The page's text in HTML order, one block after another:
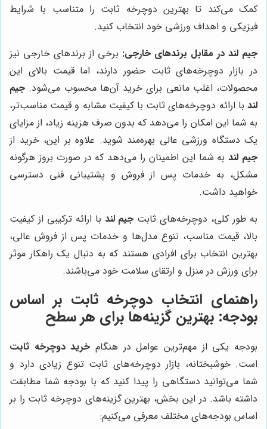
کمک می‌کند تا بهترین دوچرخه ثابت را متناسب با شرایط
فیزیکی و اهداف ورزشی خود انتخاب کنید.
جیم لند در مقابل برندهای خارجی: برخی از برندهای خارجی نیز
در بازار دوچرخه‌های ثابت حضور دارند، اما قیمت بالای این
محصولات، اغلب مانعی برای خرید آن‌ها محسوب می‌شود. جیم
لند با ارائه دوچرخه‌های ثابت با کیفیت مشابه و قیمت مناسب‌تر،
به شما این امکان را می‌دهد که بدون صرف هزینه زیاد، از مزایای
یک دستگاه ورزشی عالی بهره‌مند شوید. علاوه بر این، خرید از
جیم لندبه شما این اطمینان را می‌دهد که در صورت بروز هرگونه
مشکل، به خدمات پس از فروش و پشتیبانی فنی دسترسی
خواهید داشت.
به طور کلی، دوچرخه‌های ثابت جیم لند با ارائه ترکیبی از کیفیت
بالا، قیمت مناسب، تنوع مدل‌ها و خدمات پس از فروش عالی،
بهترین انتخاب برای افرادی هستند که به دنبال یک راهکار موثر
برای ورزش در منزل و ارتقای سلامت خود می‌باشند.
راهنمای انتخاب دوچرخه ثابت بر اساس
بودجه: بهترین گزینه‌ها برای هر سطح
بودجه یکی از مهم‌ترین عوامل در هنگام خرید دوچرخه ثابت
است. خوشبختانه، بازار دوچرخه‌های ثابت تنوع زیادی دارد و
شما می‌توانید دستگاهی را پیدا کنید که با بودجه شما مطابقت
داشته باشد. در این بخش، بهترین گزینه‌های دوچرخه ثابت را بر
اساس بودجه‌های مختلف معرفی می‌کنیم: